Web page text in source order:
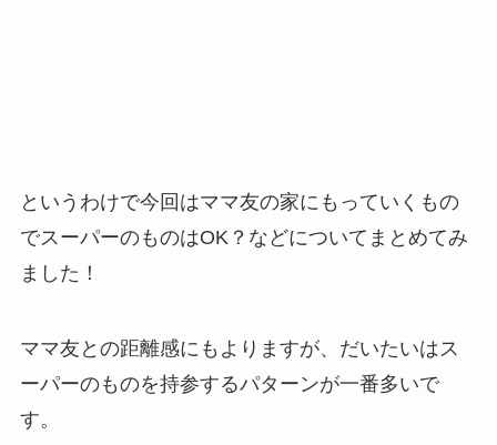
というわけで今回はママ友の家にもっていくもの
でスーパーのものはOK？などについてまとめてみ
ました！
ママ友との距離感にもよりますが、だいたいはス
ーパーのものを持参するパターンが一番多いで
す。